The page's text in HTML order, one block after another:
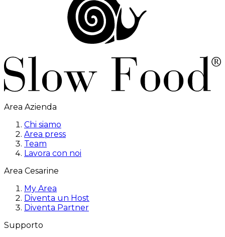
Area Azienda
Chi siamo
Area press
Team
Lavora con noi
Area Cesarine
My Area
Diventa un Host
Diventa Partner
Supporto